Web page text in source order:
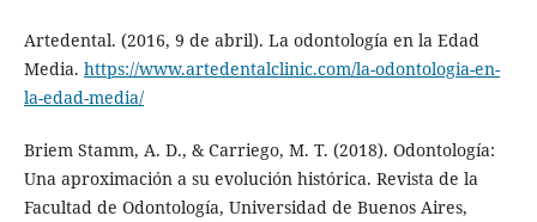
Artedental. (2016, 9 de abril). La odontología en la Edad
Media. https://www.artedentalclinic.com/la-odontologia-en-
la-edad-media/
Briem Stamm, A. D., & Carriego, M. T. (2018). Odontología:
Una aproximación a su evolución histórica. Revista de la
Facultad de Odontología, Universidad de Buenos Aires,